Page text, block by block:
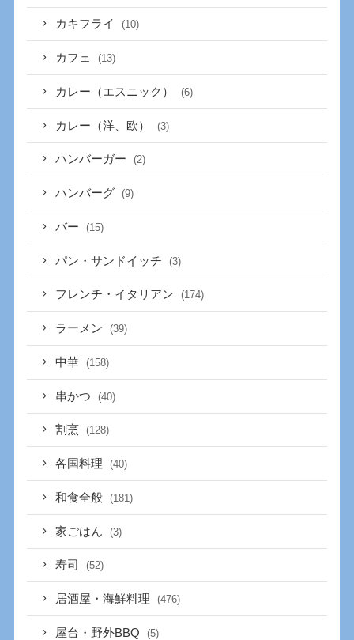
カキフライ (10)
カフェ (13)
カレー（エスニック） (6)
カレー（洋、欧） (3)
ハンバーガー (2)
ハンバーグ (9)
バー (15)
パン・サンドイッチ (3)
フレンチ・イタリアン (174)
ラーメン (39)
中華 (158)
串かつ (40)
割烹 (128)
各国料理 (40)
和食全般 (181)
家ごはん (3)
寿司 (52)
居酒屋・海鮮料理 (476)
屋台・野外BBQ (5)